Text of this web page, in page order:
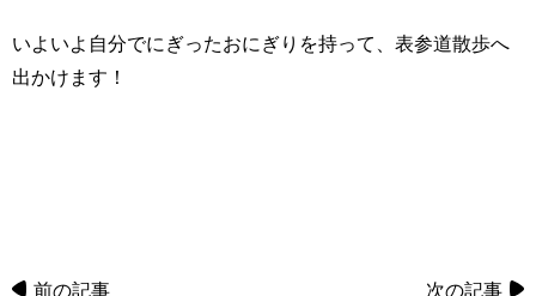
いよいよ自分でにぎったおにぎりを持って、表参道散歩へ
出かけます！
前の記事 次の記事